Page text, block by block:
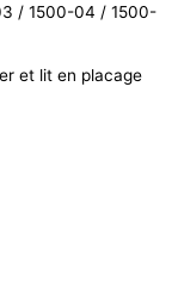
/ 1500-04 / 1500-
et lit en placage